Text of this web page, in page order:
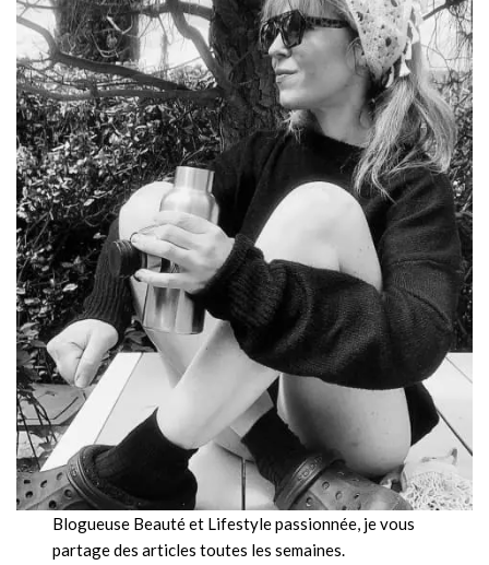
Blogueuse Beauté et Lifestyle passionnée, je vous
partage des articles toutes les semaines.